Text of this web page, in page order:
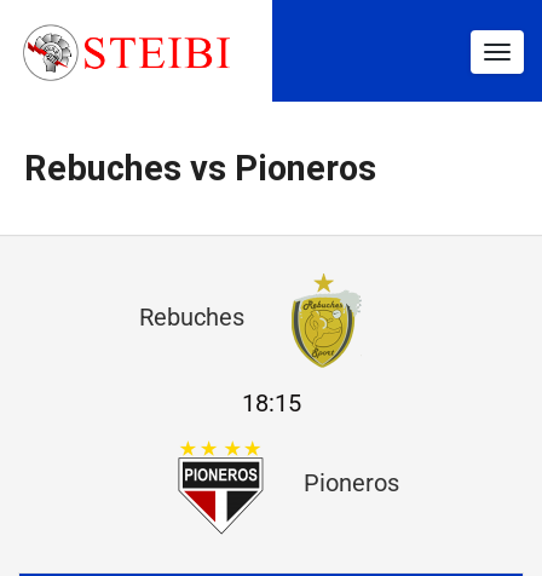
Rebuches vs Pioneros
s
Rebuches
18:15
Pioneros